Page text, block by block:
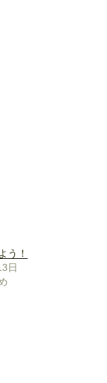
う！
日